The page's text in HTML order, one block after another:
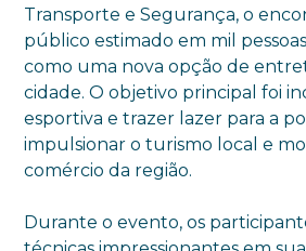
Transporte e Segurança, o
público estimado em mil
como uma nova opção de
cidade. O objetivo principal foi
esportiva e trazer lazer para a
impulsionar o turismo local e
comércio da região.
Durante o evento, os